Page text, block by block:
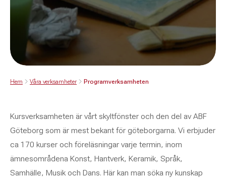
Hem Våra verksamheter Programverksamheten
Kursverksamheten är vårt skyltfönster och den del av ABF
Göteborg som är mest bekant för göteborgarna. Vi erbjuder
ca 170 kurser och föreläsningar varje termin, inom
ämnesområdena Konst, Hantverk, Keramik, Språk,
Samhälle, Musik och Dans. Här kan man söka ny kunskap